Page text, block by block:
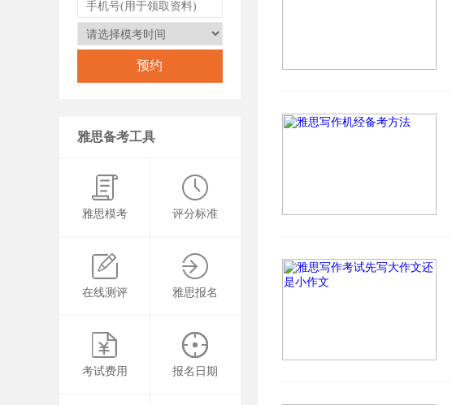
雅思备考工具
雅思模考 评分标准
在线测评 雅思报名
考试费用 报名日期